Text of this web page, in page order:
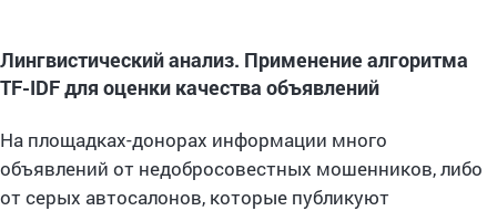
Лингвистический анализ. Применение алгоритма
TF-IDF для оценки качества объявлений
На площадках-донорах информации много
объявлений от недобросовестных мошенников, либо
от серых автосалонов, которые публикуют